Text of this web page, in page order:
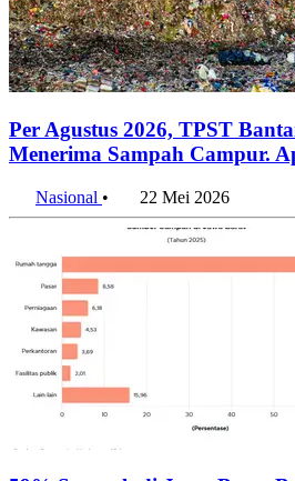
Per Agustus 2026, TPST
Menerima Sampah Campur.
Nasional• 22 Mei 2026